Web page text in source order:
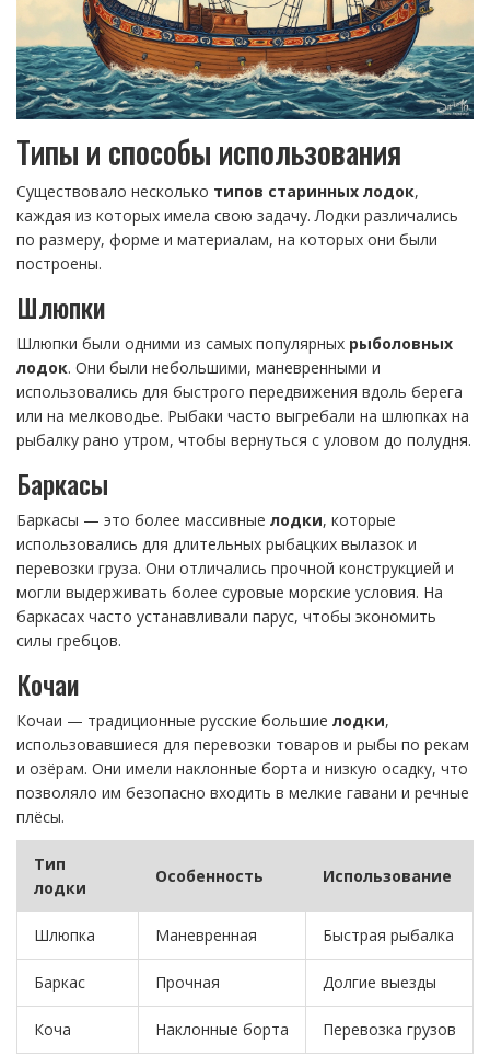
Типы и способы использования
Существовало несколько типов старинных лодок,
каждая из которых имела свою задачу. Лодки различались
по размеру, форме и материалам, на которых они были
построены.
Шлюпки
Шлюпки были одними из самых популярных рыболовных
лодок. Они были небольшими, маневренными и
использовались для быстрого передвижения вдоль берега
или на мелководье. Рыбаки часто выгребали на шлюпках на
рыбалку рано утром, чтобы вернуться с уловом до полудня.
Баркасы
Баркасы — это более массивные лодки, которые
использовались для длительных рыбацких вылазок и
перевозки груза. Они отличались прочной конструкцией и
могли выдерживать более суровые морские условия. На
баркасах часто устанавливали парус, чтобы экономить
силы гребцов.
Кочаи
Кочаи — традиционные русские большие лодки,
использовавшиеся для перевозки товаров и рыбы по рекам
и озёрам. Они имели наклонные борта и низкую осадку, что
позволяло им безопасно входить в мелкие гавани и речные
плёсы.
Тип
лодки
Особенность Использование
Шлюпка Маневренная Быстрая рыбалка
Баркас Прочная Долгие выезды
Коча Наклонные борта Перевозка грузов